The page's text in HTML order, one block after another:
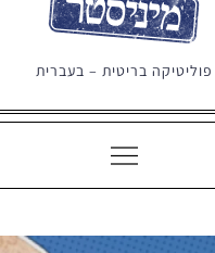
פוליטיקה בריטית – בעברית